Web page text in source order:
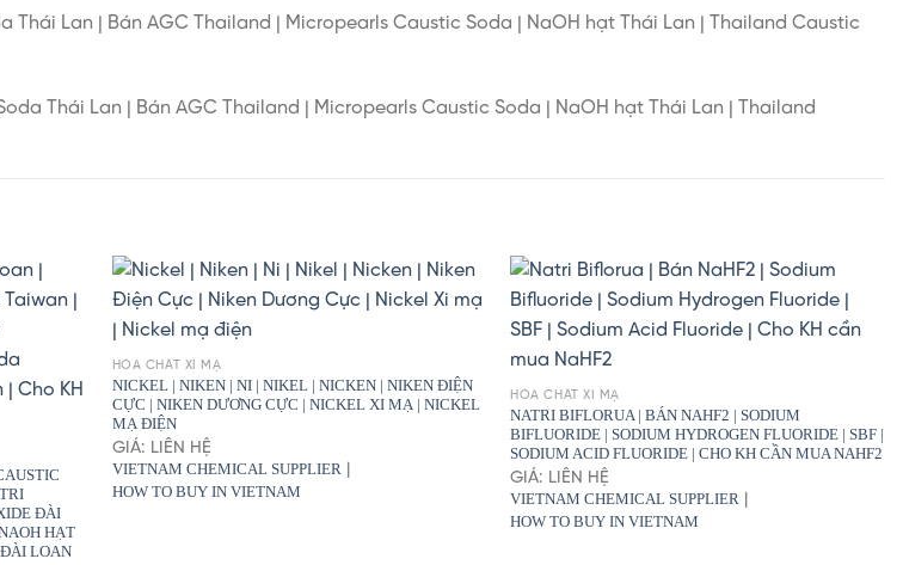
Thái Lan | Bán AGC Thailand | Micropearls Caustic Soda | NaOH hạt Thái Lan | Thailand Caustic
Thái Lan | Bán AGC Thailand | Micropearls Caustic Soda | NaOH hạt Thái Lan | Thailand
ĐÀI
HẠT
LOAN
HÓA CHẤT XI MẠ
NICKEL | NIKEN | NI | NIKEL | NICKEN | NIKEN ĐIỆN
CỰC | NIKEN DƯƠNG CỰC | NICKEL XI MẠ | NICKEL
MẠ ĐIỆN
GIÁ: LIÊN HỆ
VIETNAM CHEMICAL SUPPLIER|
HOW TO BUY IN VIETNAM
HÓA CHẤT XI MẠ
NATRI BIFLORUA | BÁN NAHF2 | SODIUM
BIFLUORIDE | SODIUM HYDROGEN FLUORIDE | SBF |
SODIUM ACID FLUORIDE | CHO KH CẦN MUA NAHF2
GIÁ: LIÊN HỆ
VIETNAM CHEMICAL SUPPLIER
HOW TO BUY IN VIETNAM